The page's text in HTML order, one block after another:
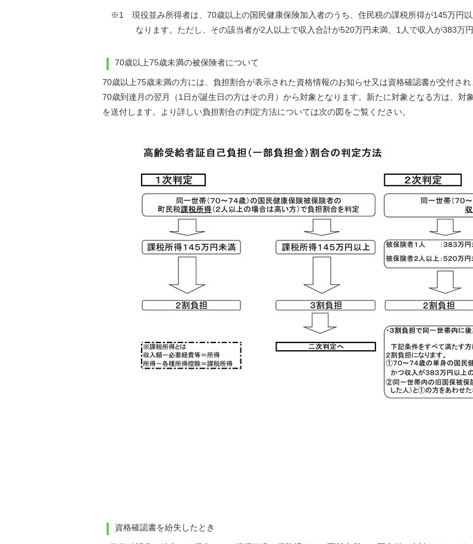
※1 現役並み所得者は、70歳以上の国民健康保険加入者のうち、住民税の課税所得が145万円以
なります。ただし、その該当者が2人以上で収入合計が520万円未満、1人で収入が383万円
70歳以上75歳未満の被保険者について
70歳以上75歳未満の方には、負担割合が表示された資格情報のお知らせ又は資格確認書が交付され
70歳到達月の翌月（1日が誕生日の方はその月）から対象となります。新たに対象となる方は、対
を送付します。より詳しい負担割合の判定方法については次の図をご覧ください。
資格確認書を紛失したとき